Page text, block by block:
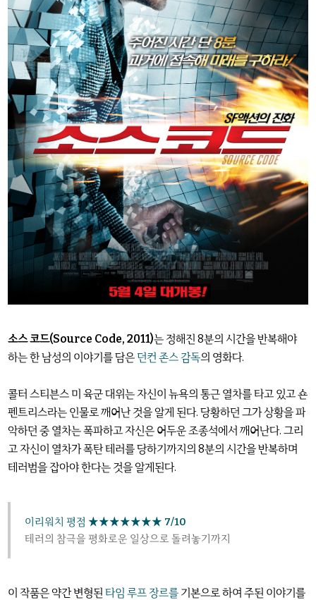
소스 코드(Source Code, 2011)는 정해진 8분의 시간을 반복해야
하는 한 남성의 이야기를 담은던컨 존스 감독의 영화다.
콜터 스티븐스 미 육군 대위는 자신이 뉴욕의 통근 열차를 타고 있고 숀
펜트리스라는 인물로 깨어난 것을 알게 된다. 당황하던 그가 상황을 파
악하던 중 열차는 폭파하고 자신은 어두운 조종석에서 깨어난다. 그리
고 자신이 열차가 폭탄 테러를 당하기까지의 8분의 시간을 반복하며
테러범을 잡아야 한다는 것을 알게된다.
이리워치 평점 ★★★★★★★ 7/10
테러의 참극을 평화로운 일상으로 돌려놓기까지
이 작품은 약간 변형된 타임 루프 장르를 기본으로 하여 주된 이야기를